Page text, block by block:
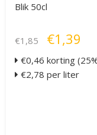
Blik 50cl
€1,85 €1,39
€0,46 korting
€2,78 per liter